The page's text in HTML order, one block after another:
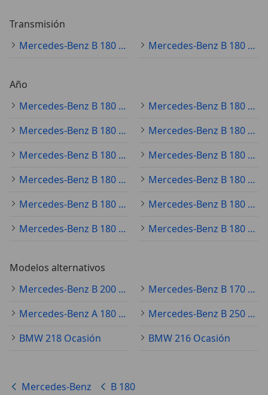
Transmisión
Mercedes-Benz B 180 automático
Mercedes-Benz B 180 manual
Año
Mercedes-Benz B 180 2021
Mercedes-Benz B 180 2019
Mercedes-Benz B 180 2020
Mercedes-Benz B 180 2017
Mercedes-Benz B 180 2022
Mercedes-Benz B 180 2015
Mercedes-Benz B 180 2014
Mercedes-Benz B 180 2012
Mercedes-Benz B 180 2013
Mercedes-Benz B 180 2016
Mercedes-Benz B 180 2010
Mercedes-Benz B 180 2018
Modelos alternativos
Mercedes-Benz B 200 Ocasión
Mercedes-Benz B 170 Ocasión
Mercedes-Benz A 180 Ocasión
Mercedes-Benz B 250 Ocasión
BMW 218 Ocasión
BMW 216 Ocasión
Mercedes-Benz B 180